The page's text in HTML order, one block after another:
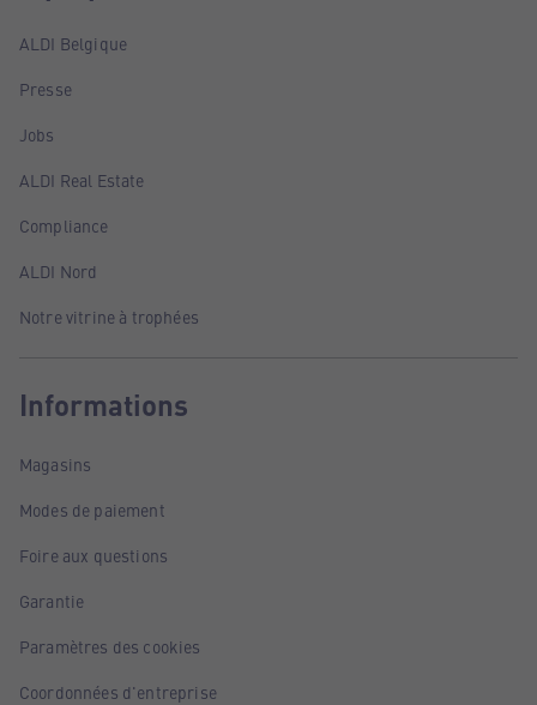
ALDI Belgique
Presse
Jobs
ALDI Real Estate
Compliance
ALDI Nord
Notre vitrine à trophées
Informations
Magasins
Modes de paiement
Foire aux questions
Garantie
Paramètres des cookies
Coordonnées d'entreprise